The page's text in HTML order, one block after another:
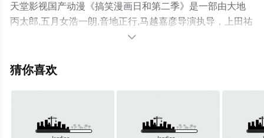
天堂影视国产动漫《搞笑漫画日和第二季》是一部由大地
丙太郎,五月女浩一朗,音地正行,马越嘉彦导演执导，上田祐
司,矢部雅史,名冢佳织,前田刚,竹本英史,内藤玲,三瓶由布子,
等演员精彩演绎的大陆动漫，大结局剧情已揭晓（全12

猜你喜欢